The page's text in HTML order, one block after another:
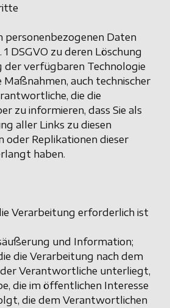
Daten
DSGVO zu deren Löschung
verfügbaren Technologie
auch technischer
die die
zu informieren, dass Sie als
aller Links zu diesen
oder Replikationen dieser
haben.
Verarbeitung erforderlich ist
und Information;
die Verarbeitung nach dem
Verantwortliche unterliegt,
die im öffentlichen Interesse
die dem Verantwortlichen